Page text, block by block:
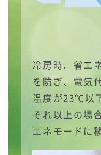
冷房時、省エ
を防ぎ、電気
温度が23℃以
それ以上の場
エネモードに